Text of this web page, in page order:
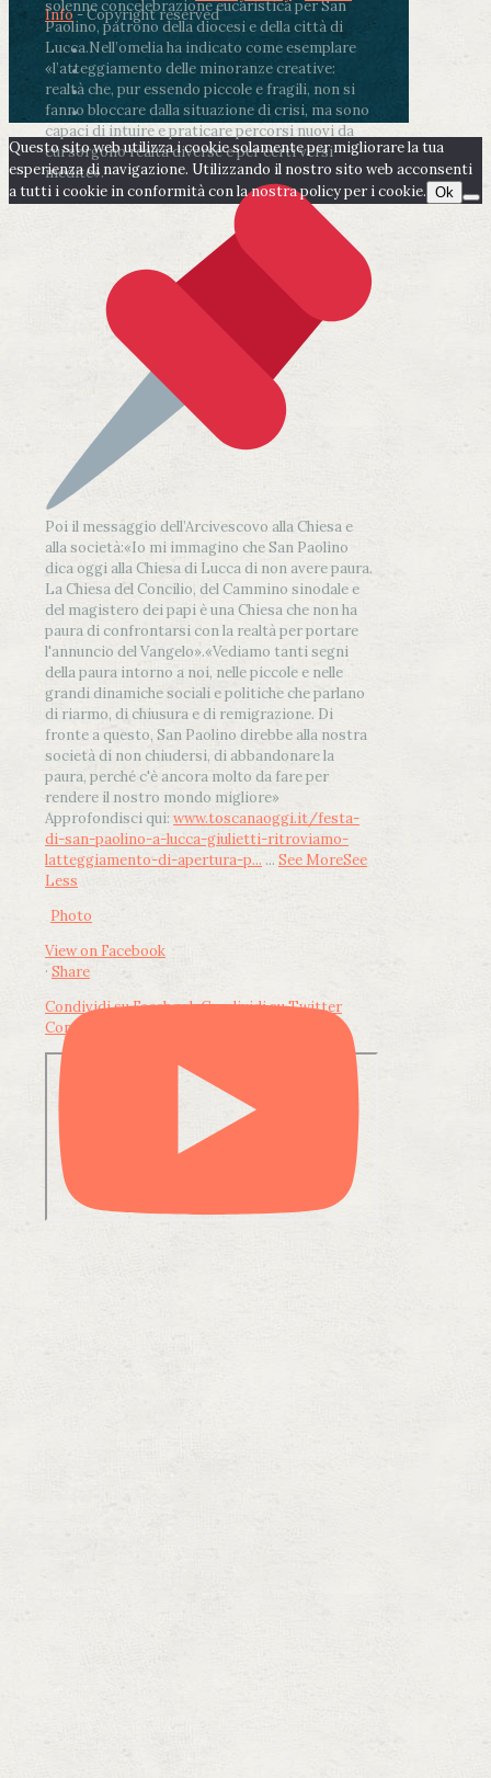
solenne concelebrazione eucaristica per San
Paolino, patrono della diocesi e della città di
Lucca.Nell’omelia ha indicato come esemplare
«l’atteggiamento delle minoranze creative:
realtà che, pur essendo piccole e fragili, non si
fanno bloccare dalla situazione di crisi, ma sono
capaci di intuire e praticare percorsi nuovi da
cui sorgono realtà diverse e per certi versi
inedite».
Poi il messaggio dell’Arcivescovo alla Chiesa e
alla società:«Io mi immagino che San Paolino
dica oggi alla Chiesa di Lucca di non avere paura.
La Chiesa del Concilio, del Cammino sinodale e
del magistero dei papi è una Chiesa che non ha
paura di confrontarsi con la realtà per portare
l'annuncio del Vangelo».«Vediamo tanti segni
della paura intorno a noi, nelle piccole e nelle
grandi dinamiche sociali e politiche che parlano
di riarmo, di chiusura e di remigrazione. Di
fronte a questo, San Paolino direbbe alla nostra
società di non chiudersi, di abbandonare la
paura, perché c'è ancora molto da fare per
rendere il nostro mondo migliore»
Approfondisci qui: www.toscanaoggi.it/festa-
di-san-paolino-a-lucca-giulietti-ritroviamo-
latteggiamento-di-apertura-p... ... See MoreSee
Less
Photo
View on Facebook
· Share
Condividi su FacebookCondividi su Twitter
Condividi su LinkedIn
Info- Copyright reserved
Questo sito web utilizza i cookie solamente per migliorare la tua
esperienza di navigazione. Utilizzando il nostro sito web acconsenti
a tutti i cookie in conformità con la nostra policy per i cookie. Ok